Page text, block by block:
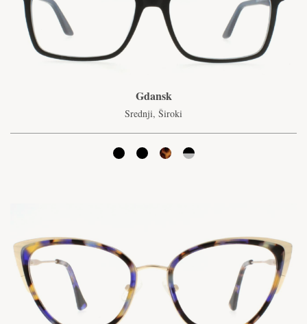
Gdansk
Srednji, Široki